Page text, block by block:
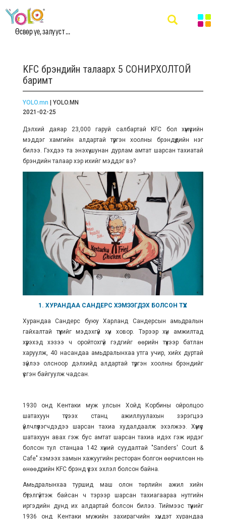
Өсвөр үе, залууст ...
KFC брэндийн талаарх 5 СОНИРХОЛТОЙ
баримт
YOLO.mn | YOLO.MN
2021-02-25
Дэлхий даяар 23,000 гаруй салбартай KFC бол хүмүүсийн
мэддэг хамгийн алдартай түргэн хоолны брэндүүдийн нэг
билээ. Гэхдээ та энэхүү шунан дурлам амтат шарсан тахиатай
брэндийн талаар хэр ихийг мэддэг вэ?
1. ХУРАНДАА САНДЕРС ХЭМЭЭГДЭХ БОЛСОН ТҮҮХ
Хурандаа Сандерс буюу Харланд Сандерсын амьдралын
гайхалтай түүхийг мэдэхгүй хүн ховор. Тэрээр хүн амжилтад
хүрэхэд хэзээ ч оройтохгүй гэдгийг өөрийн түүхээр батлан
харуулж, 40 насандаа амьдралынхаа утга учир, хийх дуртай
зүйлээ олсноор дэлхийд алдартай түргэн хоолны брэндийг
үүсгэн байгуулж чадсан.
1930 онд Кентаки муж улсын Хойд Корбины ойролцоо
шатахуун түгээх станц ажиллуулахын зэрэгцээ
үйлчлүүлэгчдэдээшарсан тахиа худалдаалж эхэлжээ. Хүмүүс
шатахуун авах гэж бус амтат шарсан тахиа идэх гэж ирдэг
болсон тул станцаа 142 хүний суудалтай "Sanders' Court &
Cafe" хэмээх замын хажуугийн ресторан болгон өөрчилсөн нь
өнөөдрийн KFC брэнд үүсэх эхлэл болсон байна.
Амьдралынхаа туршид маш олон төрлийн ажил хийн
бүтэлгүйтэж байсан ч тэрээр шарсан тахиагаараа нутгийн
иргэдийн дунд их алдартай болсон билээ. Тиймээс түүнийг
1936 онд Кентаки мужийн захирагчийн хүндэт хурандаа